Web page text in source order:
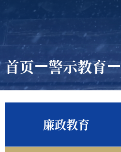
首页 警示教育
廉政教育